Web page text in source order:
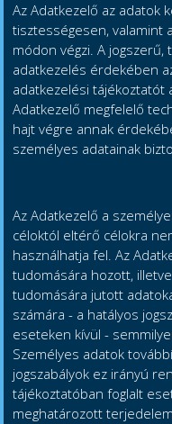
Az Adatkezelő az adatok
tisztességesen, valamint
módon végzi. A
adatkezelés érdekében
adatkezelési tájékoztatót
Adatkezelő megfelelő
hajt végre annak
személyes adatainak
Az Adatkezelő a
céloktól eltérő célokra
használhatja fel. Az
tudomására hozott,
tudomására jutott
számára - a hatályos
eseteken kívül -
Személyes adatok
jogszabályok ez irányú
tájékoztatóban foglalt
meghatározott